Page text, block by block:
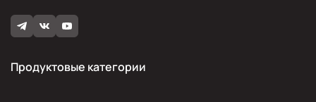
Продуктовые категории